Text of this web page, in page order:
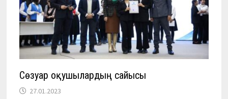
Сөзуар оқушылардың сайысы
27.01.2023